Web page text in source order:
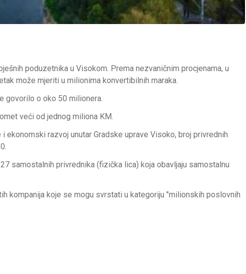
poduzetnika u Visokom. Prema nezvaničnim procjenama, u
može mjeriti u milionima konvertibilnih maraka.
govorilo o oko 50 milionera.
veći od jednog miliona KM.
razvoj unutar Gradske uprave Visoko, broj privrednih
samostalnih privrednika (fizička lica) koja obavljaju samostalnu
kompanija koje se mogu svrstati u kategoriju "milionskih poslovnih